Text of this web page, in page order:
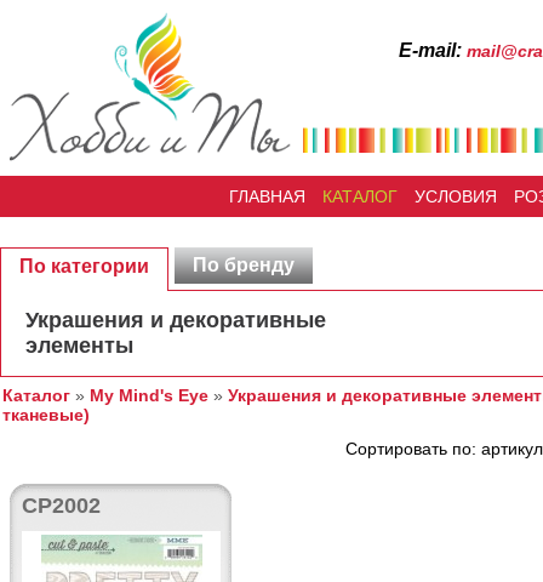
Е-mail:
ГЛАВНАЯ КАТАЛОГ УСЛОВИЯ
По категории По бренду
Украшения и декоративные
элементы
Каталог » My Mind's Eye » Украшения и декоративные
тканевые)
Сортировать по:
CP2002